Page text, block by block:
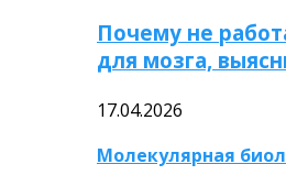
Почему не
для мозга,
17.04.2026
Молекулярная